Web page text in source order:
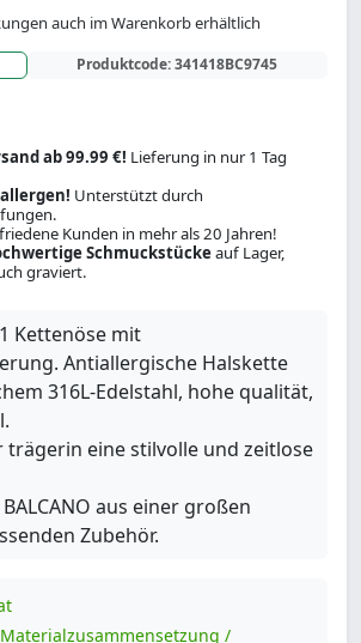
auch im Warenkorb erhältlich
Produktcode:341418BC9745
ab 99.99 €! Lieferung in nur 1 Tag
Unterstützt durch
Kunden in mehr als 20 Jahren!
Schmuckstückeauf Lager,
graviert.
Kettenöse mit
Antiallergische Halskette
316L-Edelstahl, hohe qualität,
trägerin eine stilvolle und zeitlose
aus einer großen
Zubehör.
/